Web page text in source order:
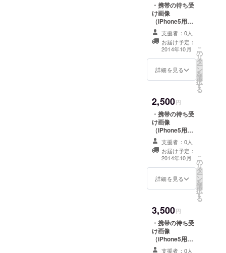
・携帯の待ち受
け画像
（iPhone5用）5
点セットをお送
りいたします。
・「hobo
collection」オリ
ジナルミニス
テッカーを1枚お
カード8枚セット
をお送りいたし
ます。
支援者：0人
お届け予定：
2014年10月
詳細を見る
こ
の
リ
タ
ー
ン
を
選
択
す
る
2,500円
・携帯の待ち受
け画像
（iPhone5用）5
点セットをお送
りいたします。
・「hobo
collection」オリ
ジナルミニス
テッカーを1枚お
グネット5枚セッ
トをお送りいた
します。
支援者：0人
お届け予定：
2014年10月
詳細を見る
こ
の
リ
タ
ー
ン
を
選
択
す
る
3,500円
・携帯の待ち受
け画像
（iPhone5用）5
点セットをお送
支援者：0人